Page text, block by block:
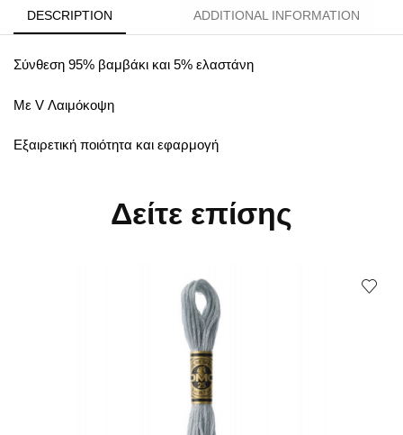
DESCRIPTION ADDITIONAL INFORMATION
Σύνθεση 95% βαμβάκι και 5% ελαστάνη
Με V Λαιμόκοψη
Εξαιρετική ποιότητα και εφαρμογή
Δείτε επίσης